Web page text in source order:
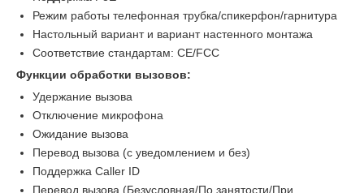
Режим работы телефонная трубка/спикерфон/гарнитура
Настольный вариант и вариант настенного монтажа
Соответствие стандартам: CE/FCC
Функции обработки вызовов:
Удержание вызова
Отключение микрофона
Ожидание вызова
Перевод вызова (с уведомлением и без)
Поддержка Caller ID
Перевод вызова (Безусловная/По занятости/При